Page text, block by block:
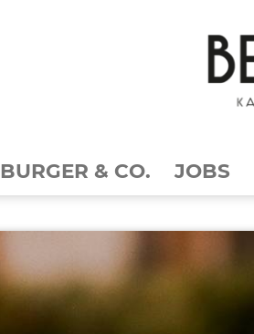
BURGER & CO. JOBS